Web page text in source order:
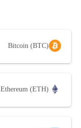
Bitcoin (BTC)
Ethereum (ETH)